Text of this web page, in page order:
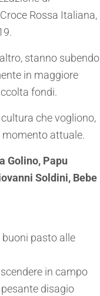
Rossa Italiana,
stanno subendo
in maggiore
fondi.
che vogliono,
momento attuale.
Golino, Papu
Soldini, Bebe
pasto alle
in campo
disagio